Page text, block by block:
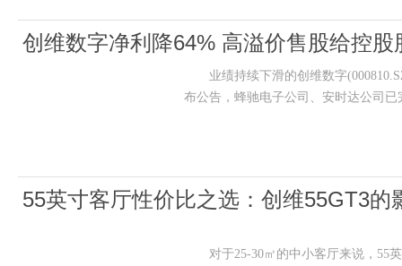
创维数字净利降64% 高溢价售股给控股
业绩持续下滑的创维数字
布公告，蜂驰电子公司、安时达公司
55英寸客厅性价比之选：创维55GT3的
对于25-30㎡的中小客厅来说，55英